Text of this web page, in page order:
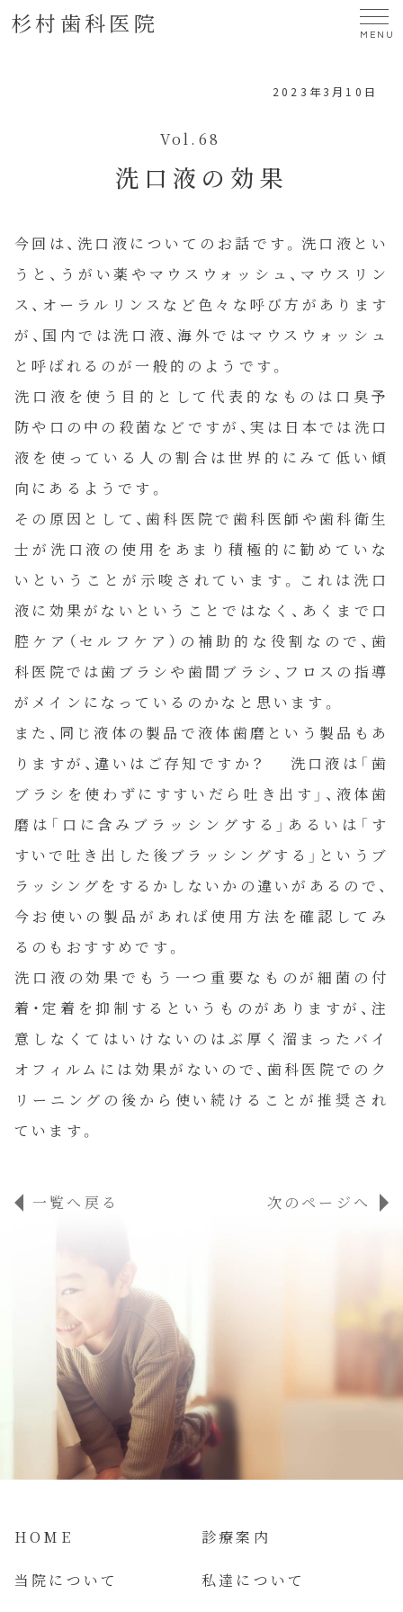
MENU
杉村歯科医院
HOME
診療案内
当院について
私達について
お知らせ
コラム
ご予約
2023年3月10日
Vol.68
洗口液の効果
今回は、洗口液についてのお話です。洗口液とい
うと、うがい薬やマウスウォッシュ、マウスリン
ス、オーラルリンスなど色々な呼び方があります
が、国内では洗口液、海外ではマウスウォッシュ
と呼ばれるのが一般的のようです。
洗口液を使う目的として代表的なものは口臭予
防や口の中の殺菌などですが、実は日本では洗口
液を使っている人の割合は世界的にみて低い傾
向にあるようです。
その原因として、歯科医院で歯科医師や歯科衛生
士が洗口液の使用をあまり積極的に勧めていな
いということが示唆されています。これは洗口
液に効果がないということではなく、あくまで口
腔ケア（セルフケア）の補助的な役割なので、歯
科医院では歯ブラシや歯間ブラシ、フロスの指導
がメインになっているのかなと思います。
また、同じ液体の製品で液体歯磨という製品もあ
りますが、違いはご存知ですか？ 洗口液は「歯
ブラシを使わずにすすいだら吐き出す」、液体歯
磨は「口に含みブラッシングする」あるいは「す
すいで吐き出した後ブラッシングする」というブ
ラッシングをするかしないかの違いがあるので、
今お使いの製品があれば使用方法を確認してみ
るのもおすすめです。
洗口液の効果でもう一つ重要なものが細菌の付
着・定着を抑制するというものがありますが、注
意しなくてはいけないのはぶ厚く溜まったバイ
オフィルムには効果がないので、歯科医院でのク
リーニングの後から使い続けることが推奨され
ています。
一覧へ戻る 次のページへ
HOME 診療案内
当院について 私達について